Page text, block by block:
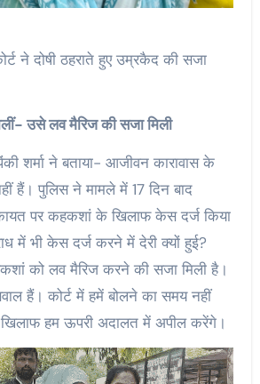
ने दोषी ठहराते हुए उम्रकैद की सजा
उसे लव मैरिज की सजा मिली
शर्मा ने बताया- आजीवन कारावास के
हैं। पुलिस ने मामले में 17 दिन बाद
पर कहकशां के खिलाफ केस दर्ज किया
में भी केस दर्ज करने में देरी क्यों हुई?
को लव मैरिज करने की सजा मिली है।
हैं। कोर्ट में हमें बोलने का समय नहीं
हम ऊपरी अदालत में अपील करेंगे।